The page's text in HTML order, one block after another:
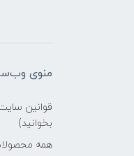
منوی
قوانین
بخوانید)
همه